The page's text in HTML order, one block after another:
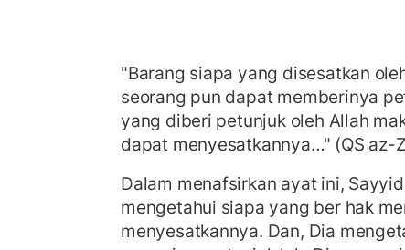
"Barang siapa yang disesatkan
seorang pun dapat memberinya
yang diberi petunjuk oleh Allah
dapat menyesatkannya…" (QS az-
Dalam menafsirkan ayat ini,
mengetahui siapa yang ber hak
menyesatkannya. Dan, Dia